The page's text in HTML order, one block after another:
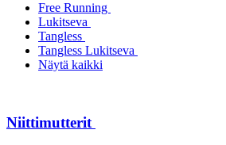
Free Running
Lukitseva
Tangless
Tangless Lukitseva
Näytä kaikki
Niittimutterit